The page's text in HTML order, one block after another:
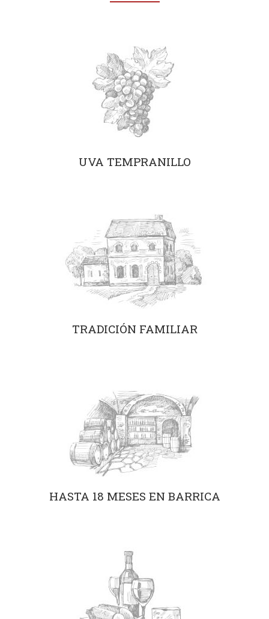
UVA TEMPRANILLO
TRADICIÓN FAMILIAR
HASTA 18 MESES EN BARRICA